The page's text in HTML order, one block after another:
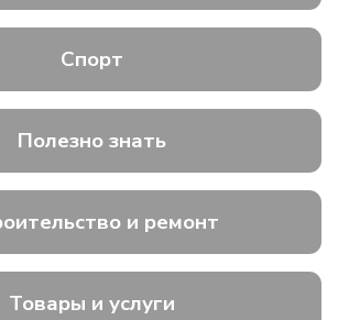
Спорт
Полезно знать
и ремонт
Товары и услуги